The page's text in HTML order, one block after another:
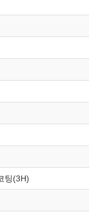
팅(3H)